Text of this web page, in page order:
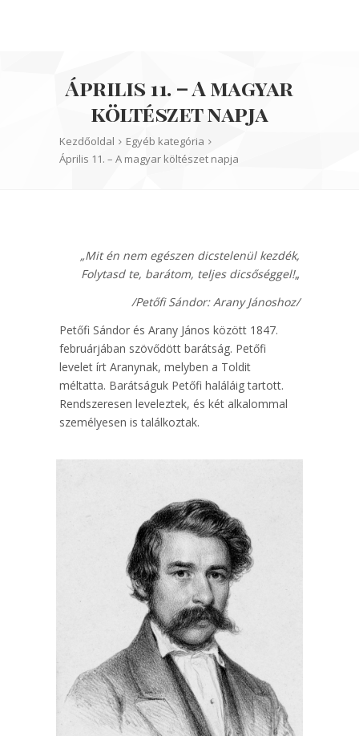
Április 11. – A magyar
költészet napja
Kezdőoldal
Egyéb kategória
Április 11. – A magyar költészet napja
„Mit én nem egészen dicstelenül kezdék,
Folytasd te, barátom, teljes dicsőséggel!„
/Petőfi Sándor: Arany Jánoshoz/
Petőfi Sándor és Arany János között 1847.
februárjában szövődött barátság. Petőfi
levelet írt Aranynak, melyben a Toldit
méltatta. Barátságuk Petőfi haláláig tartott.
Rendszeresen leveleztek, és két alkalommal
személyesen is találkoztak.